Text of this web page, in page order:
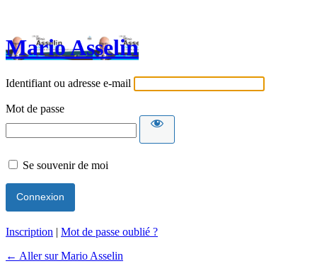
Mario Asselin
Identifiant ou adresse e-mail
Mot de passe
Se souvenir de moi
Inscription | Mot de passe oublié ?
← Aller sur Mario Asselin